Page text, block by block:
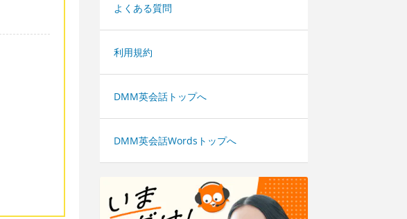
よくある質問
利用規約
DMM英会話トップへ
DMM英会話Wordsトップへ